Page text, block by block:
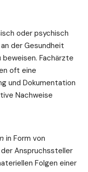
oder psychisch
der Gesundheit
Fachärzte
oft eine
und Dokumentation
Nachweise
in Form von
Anspruchssteller
Folgen einer